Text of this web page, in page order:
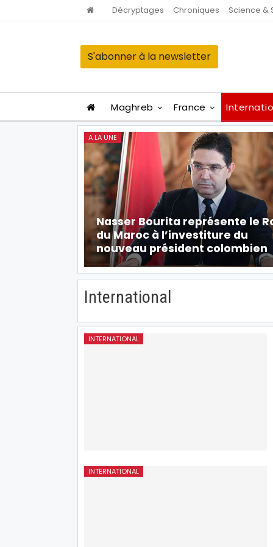
Décryptages Chroniques Science &
S'abonner à la newsletter
Maghreb France
A LA UNE
Nasser Bourita représente le
du Maroc à l’investiture du
nouveau président colombien
International
INTERNATIONAL
INTERNATIONAL